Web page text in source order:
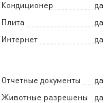
Кондиционер
да
Плита
да
Интернет да
Отчетные документы
да
Животные разрешены
да